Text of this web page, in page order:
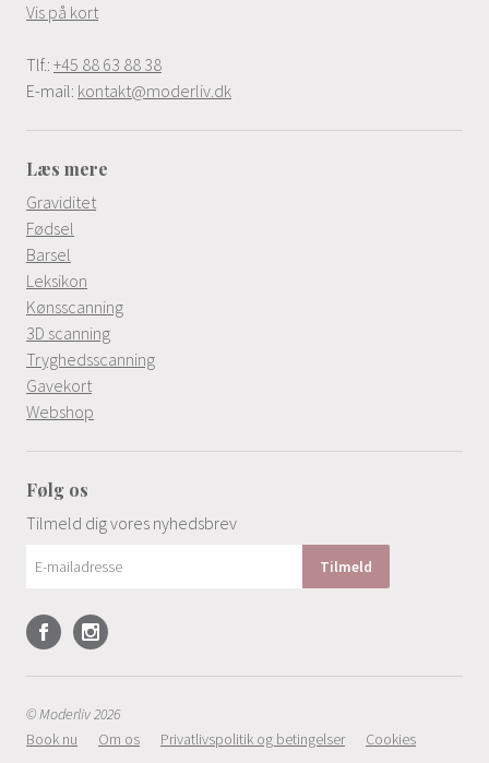
Vis på kort
Tlf.: +45 88 63 88 38
E-mail: kontakt@moderliv.dk
Læs mere
Graviditet
Fødsel
Barsel
Leksikon
Kønsscanning
3D scanning
Tryghedsscanning
Gavekort
Webshop
Følg os
Tilmeld dig vores nyhedsbrev
© Moderliv 2026
Book nu
Om os Privatlivspolitik og betingelser Cookies